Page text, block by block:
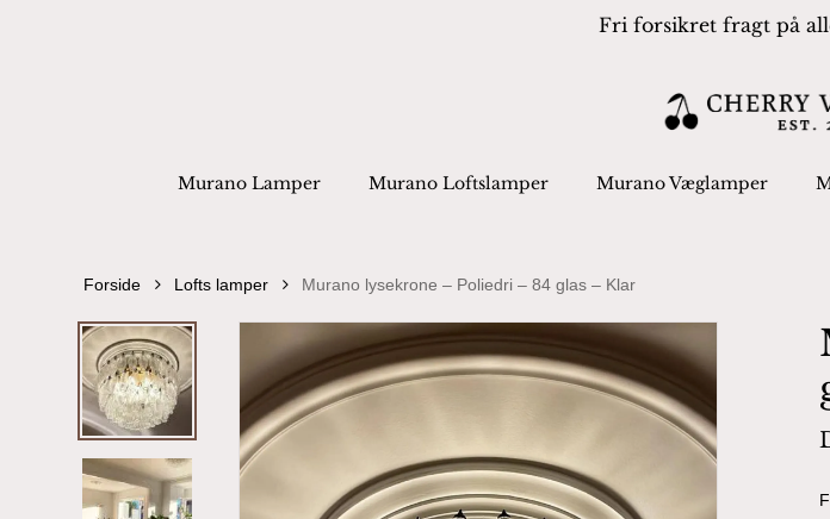
Fri forsikret fragt på
Murano Lamper Murano Loftslamper Murano Væglamper
Forside Lofts lamper Murano lysekrone – Poliedri – 84 glas – Klar